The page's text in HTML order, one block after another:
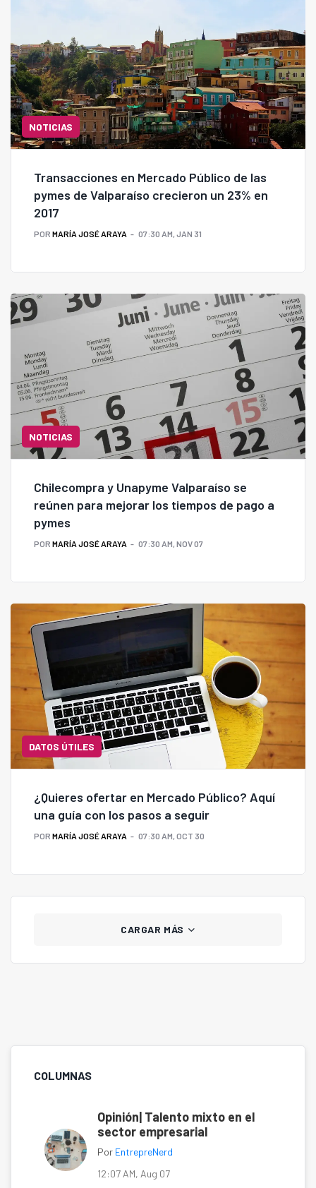
NOTICIAS
Transacciones en Mercado Público de las
pymes de Valparaíso crecieron un 23% en
2017
POR MARÍA JOSÉ ARAYA 07:30 AM, JAN 31
NOTICIAS
Chilecompra y Unapyme Valparaíso se
reúnen para mejorar los tiempos de pago a
pymes
POR MARÍA JOSÉ ARAYA 07:30 AM, NOV 07
DATOS ÚTILES
¿Quieres ofertar en Mercado Público? Aquí
una guía con los pasos a seguir
POR MARÍA JOSÉ ARAYA 07:30 AM, OCT 30
CARGAR MÁS
COLUMNAS
Opinión| Talento mixto en el
sector empresarial
Por EntrepreNerd
12:07 AM, Aug 07